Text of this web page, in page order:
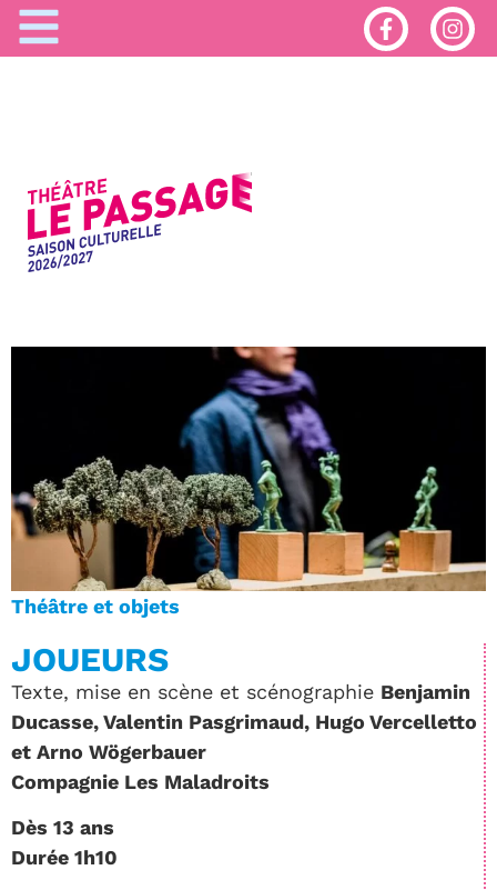
Théâtre et objets
JOUEURS
Texte, mise en scène et scénographie Benjamin
Ducasse, Valentin Pasgrimaud, Hugo Vercelletto
et Arno Wögerbauer
Compagnie Les Maladroits
Dès 13 ans
Durée 1h10